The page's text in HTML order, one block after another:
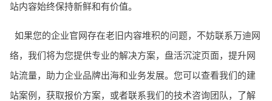
站内容始终保持新鲜和有价值。
如果您的企业官网存在老旧内容堆积的问题，不妨联系万迪网
络，我们将为您提供专业的解决方案，盘活沉淀页面，提升网
站流量，助力企业品牌出海和业务发展。您可以查看我们的建
站案例，获取报价方案，或者联系我们的技术咨询团队，了解